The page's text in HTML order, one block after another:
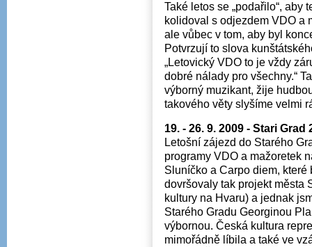
Také letos se „podařilo“, aby
kolidoval s odjezdem VDO a
ale vůbec v tom, aby byl
Potvrzují to slova
„Letovický VDO to je vždy
dobré nálady pro všechny.“
výborný muzikant, žije
takového věty slyšíme velmi
19. - 26. 9. 2009 - Stari Grad
Letošní zájezd do Starého
programy VDO a mažoretek
Sluníčko a Carpo diem, které
dovršovaly tak projekt města
kultury na Hvaru) a jednak
Starého Gradu Georginou
výbornou. Česká kultura
mimořádně líbila a také ve